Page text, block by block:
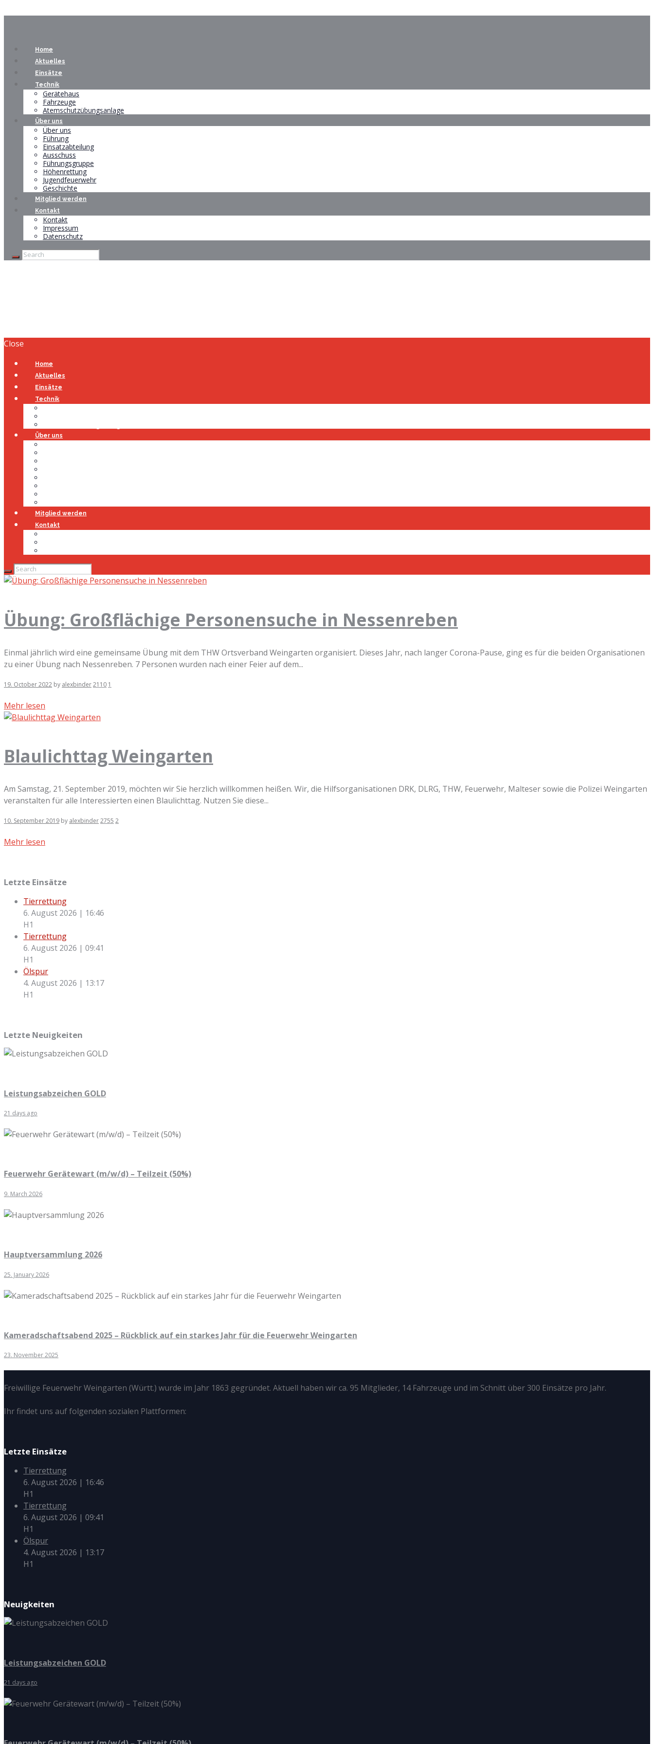
Home
Aktuelles
Einsätze
Technik
Gerätehaus
Fahrzeuge
Atemschutzübungsanlage
Über uns
Über uns
Führung
Einsatzabteilung
Ausschuss
Führungsgruppe
Höhenrettung
Jugendfeuerwehr
Geschichte
Mitglied werden
Kontakt
Kontakt
Impressum
Datenschutz
Close
Home
Aktuelles
Einsätze
Technik
Über uns
Mitglied werden
Kontakt
Übung: Großflächige Personensuche in Nessenreben
Einmal jährlich wird eine gemeinsame Übung mit dem THW Ortsverband Weingarten organisiert. Dieses Jahr, nach langer Corona-Pause, ging es für die beiden Organisationen
zu einer Übung nach Nessenreben. 7 Personen wurden nach einer Feier auf dem...
19. October 2022 by alexbinder2110 1
Mehr lesen
Blaulichttag Weingarten
Am Samstag, 21. September 2019, möchten wir Sie herzlich willkommen heißen. Wir, die Hilfsorganisationen DRK, DLRG, THW, Feuerwehr, Malteser sowie die Polizei Weingarten
veranstalten für alle Interessierten einen Blaulichttag. Nutzen Sie diese...
10. September 2019 by alexbinder2755 2
Mehr lesen
Letzte Einsätze
Tierrettung
6. August 2026 | 16:46
H1
Tierrettung
6. August 2026 | 09:41
H1
Ölspur
4. August 2026 | 13:17
H1
Letzte Neuigkeiten
Leistungsabzeichen GOLD
21 days ago
Feuerwehr Gerätewart (m/w/d) – Teilzeit (50%)
9. March 2026
Hauptversammlung 2026
25. January 2026
Kameradschaftsabend 2025 – Rückblick auf ein starkes Jahr für die Feuerwehr Weingarten
23. November 2025
Freiwillige Feuerwehr Weingarten (Württ.) wurde im Jahr 1863 gegründet. Aktuell haben wir ca. 95 Mitglieder, 14 Fahrzeuge und im Schnitt über 300 Einsätze pro Jahr.
Ihr findet uns auf folgenden sozialen Plattformen:
Letzte Einsätze
Tierrettung
6. August 2026 | 16:46
H1
Tierrettung
6. August 2026 | 09:41
H1
Ölspur
4. August 2026 | 13:17
H1
Neuigkeiten
Leistungsabzeichen GOLD
21 days ago